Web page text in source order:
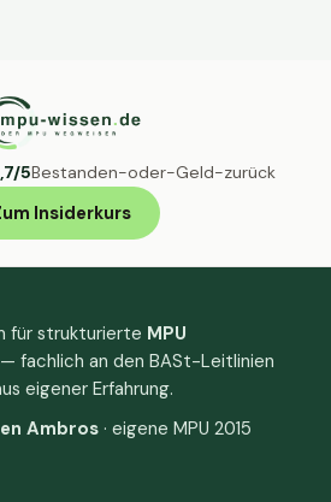
5Bestanden-oder-Geld-zurück
Insiderkurs
für strukturierte MPU
— fachlich an den BASt-Leitlinien
eigener Erfahrung.
Ambros · eigene MPU 2015